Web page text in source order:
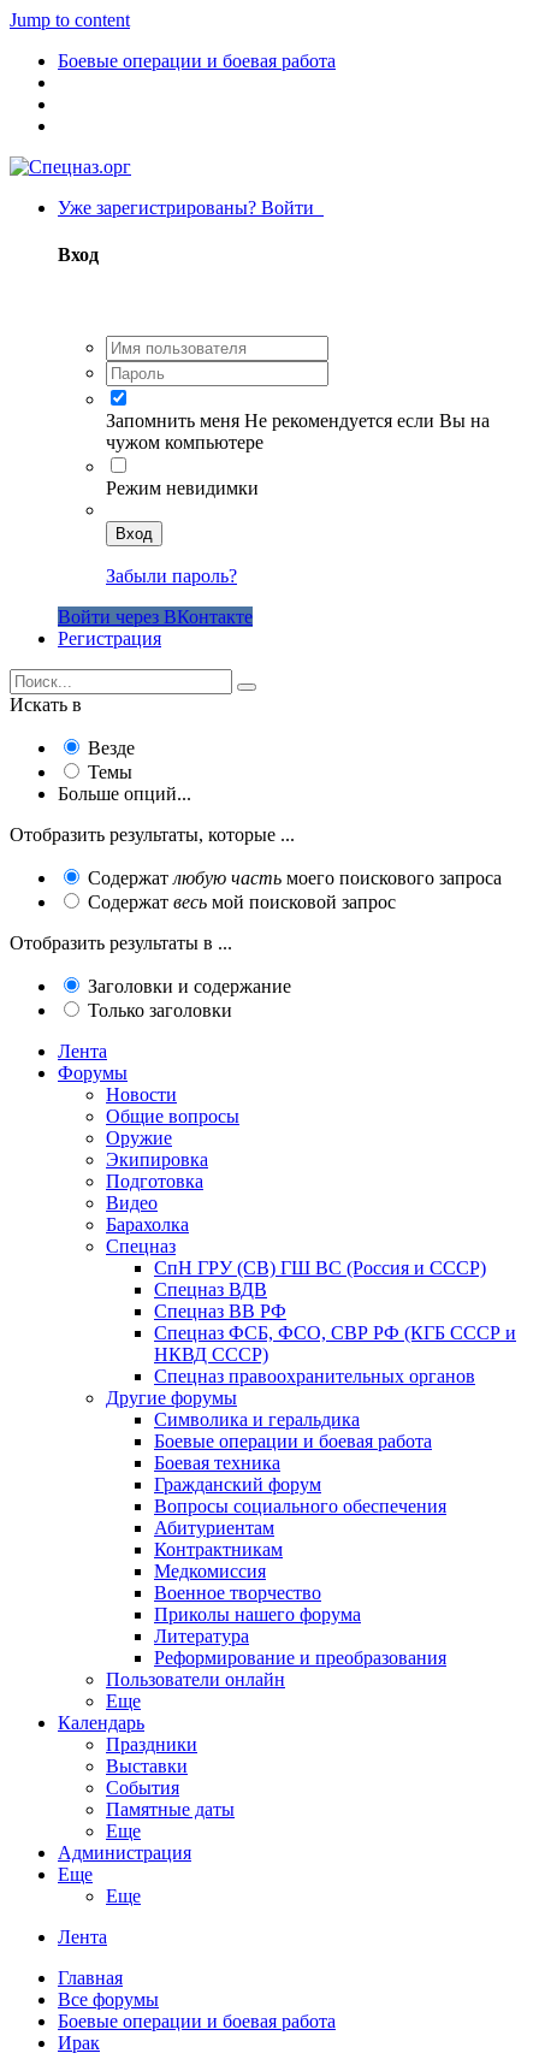
Jump to content
Боевые операции и боевая работа
Уже зарегистрированы? Войти
Вход
Запомнить меня Не рекомендуется если Вы на
чужом компьютере
Режим невидимки
Вход
Забыли пароль?
Войти через ВКонтакте
Регистрация
Искать в
Везде
Темы
Больше опций...
Отобразить результаты, которые ...
Содержат любую часть моего поискового запроса
Содержат весь мой поисковой запрос
Отобразить результаты в ...
Заголовки и содержание
Только заголовки
Лента
Форумы
Новости
Общие вопросы
Оружие
Экипировка
Подготовка
Видео
Барахолка
Спецназ
СпН ГРУ (СВ) ГШ ВС (Россия и СССР)
Спецназ ВДВ
Спецназ ВВ РФ
Спецназ ФСБ, ФСО, СВР РФ (КГБ СССР и
НКВД СССР)
Спецназ правоохранительных органов
Другие форумы
Символика и геральдика
Боевые операции и боевая работа
Боевая техника
Гражданский форум
Вопросы социального обеспечения
Абитуриентам
Контрактникам
Медкомиссия
Военное творчество
Приколы нашего форума
Литература
Реформирование и преобразования
Пользователи онлайн
Еще
Календарь
Праздники
Выставки
События
Памятные даты
Еще
Администрация
Еще
Еще
Лента
Главная
Все форумы
Боевые операции и боевая работа
Ирак